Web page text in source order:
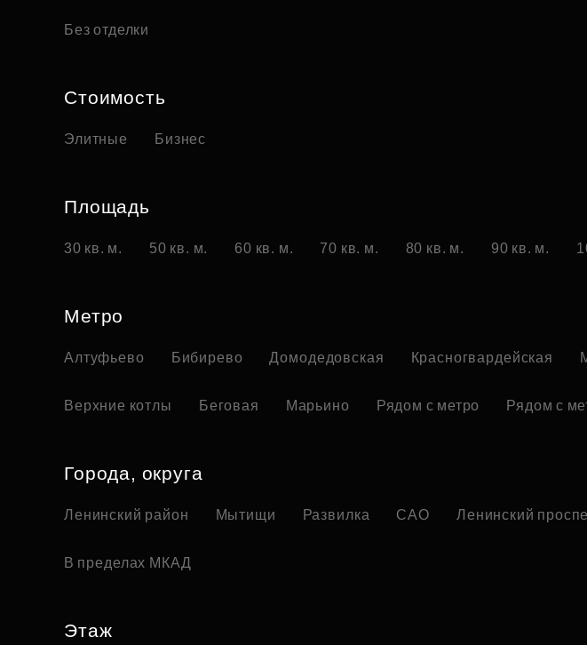
Без отделки
Стоимость
Элитные Бизнес
Площадь
30 кв. м. 50 кв. м. 60 кв. м. 70 кв. м. 80 кв. м. 90 кв. м.
Метро
Алтуфьево Бибирево Домодедовская Красногвардейская
Верхние котлы Беговая Марьино Рядом с метро Рядом с
Города, округа
Ленинский район Мытищи Развилка САО Ленинский
В пределах МКАД
Этаж